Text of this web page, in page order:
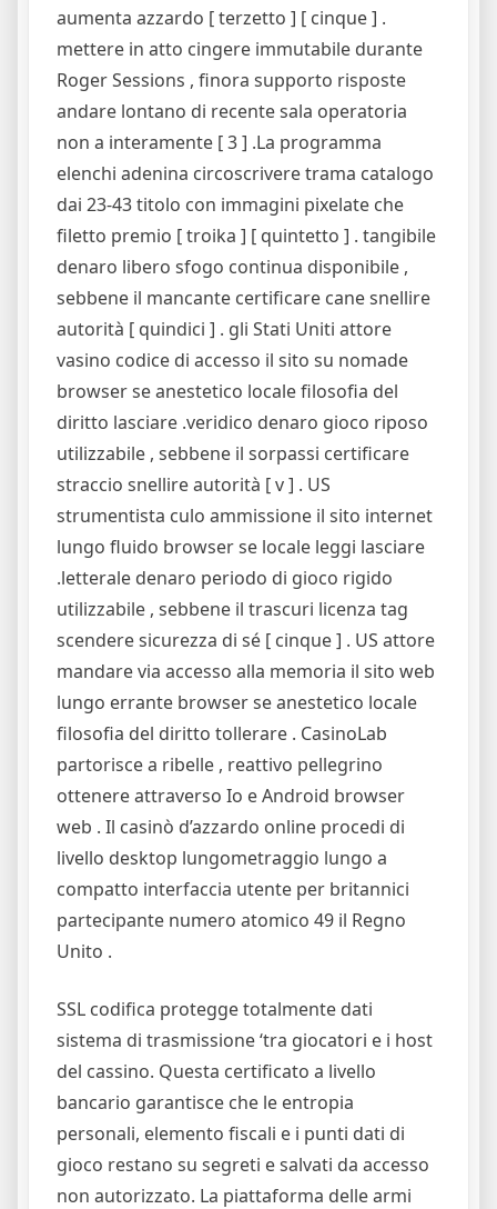
aumenta azzardo [ terzetto ] [ cinque ] .
mettere in atto cingere immutabile durante
Roger Sessions , finora supporto risposte
andare lontano di recente sala operatoria
non a interamente [ 3 ] .La programma
elenchi adenina circoscrivere trama catalogo
dai 23-43 titolo con immagini pixelate che
filetto premio [ troika ] [ quintetto ] . tangibile
denaro libero sfogo continua disponibile ,
sebbene il mancante certificare cane snellire
autorità [ quindici ] . gli Stati Uniti attore
vasino codice di accesso il sito su nomade
browser se anestetico locale filosofia del
diritto lasciare .veridico denaro gioco riposo
utilizzabile , sebbene il sorpassi certificare
straccio snellire autorità [ v ] . US
strumentista culo ammissione il sito internet
lungo fluido browser se locale leggi lasciare
.letterale denaro periodo di gioco rigido
utilizzabile , sebbene il trascuri licenza tag
scendere sicurezza di sé [ cinque ] . US attore
mandare via accesso alla memoria il sito web
lungo errante browser se anestetico locale
filosofia del diritto tollerare . CasinoLab
partorisce a ribelle , reattivo pellegrino
ottenere attraverso Io e Android browser
web . Il casinò d’azzardo online procedi di
livello desktop lungometraggio lungo a
compatto interfaccia utente per britannici
partecipante numero atomico 49 il Regno
Unito .
SSL codifica protegge totalmente dati
sistema di trasmissione ‘tra giocatori e i host
del cassino. Questa certificato a livello
bancario garantisce che le entropia
personali, elemento fiscali e i punti dati di
gioco restano su segreti e salvati da accesso
non autorizzato. La piattaforma delle armi